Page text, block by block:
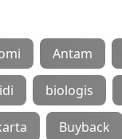
Antam
biologis
Buyback